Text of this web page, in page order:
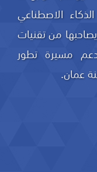
الاصطناعي
يصاحبها من تقنيات
مسيرة تطور
عمان.